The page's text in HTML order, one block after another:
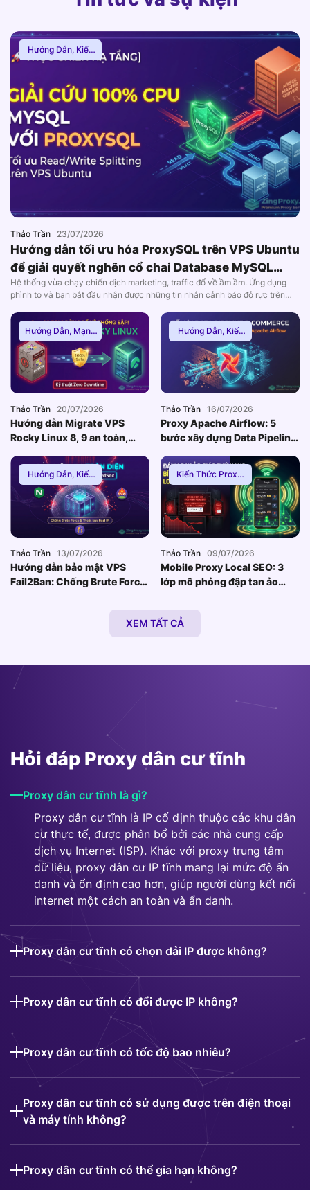
Hướng Dẫn, Kiến
Thức Proxy
Thảo Trần 23/07/2026
Hướng dẫn tối ưu hóa ProxySQL trên VPS Ubuntu
để giải quyết nghẽn cổ chai Database MySQL
(2026)
Hệ thống vừa chạy chiến dịch marketing, traffic đổ về ầm ầm. Ứng dụng
phình to và bạn bắt đầu nhận được những tin nhắn cảnh báo đỏ rực trên
many connections hoặc 502/504 Gateway Timeout xuất hiện dày đặc, dẫn
đến […]
Hướng Dẫn, Mạng
Internnet
Thảo Trần 20/07/2026
Hướng dẫn Migrate VPS
Rocky Linux 8, 9 an toàn,
Hướng Dẫn, Kiến
Thức Proxy,Proxy
Dân Cư
Thảo Trần 16/07/2026
Proxy Apache Airflow: 5
bước xây dựng Data Pipeline
limit
Hướng Dẫn, Kiến
Thức Proxy,Mạng
Internnet
Thảo Trần 13/07/2026
Hướng dẫn bảo mật VPS
Fail2Ban: Chống Brute Force
Kiến Thức Proxy,
Hướng Dẫn,Thuê
Proxy Việt Nam
Thảo Trần 09/07/2026
Mobile Proxy Local SEO: 3
lớp mô phỏng đập tan ảo
XEM TẤT CẢ
Hỏi đáp Proxy dân cư tĩnh
Proxy dân cư tĩnh là gì?
Proxy dân cư tĩnh là IP cố định thuộc các khu dân
cư thực tế, được phân bổ bởi các nhà cung cấp
dịch vụ Internet (ISP). Khác với proxy trung tâm
dữ liệu, proxy dân cư IP tĩnh mang lại mức độ ẩn
danh và ổn định cao hơn, giúp người dùng kết nối
internet một cách an toàn và ẩn danh.
Proxy dân cư tĩnh có chọn dải IP được không?
Proxy dân cư tĩnh có đổi được IP không?
Proxy dân cư tĩnh có tốc độ bao nhiêu?
Proxy dân cư tĩnh có sử dụng được trên điện thoại
và máy tính không?
Proxy dân cư tĩnh có thể gia hạn không?